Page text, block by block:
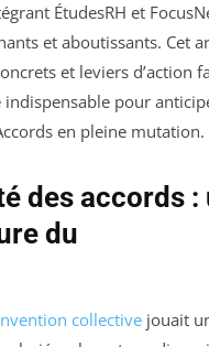
ÉtudesRH et
et aboutissants. Cet
et leviers d’action
pour
en pleine mutation.
des accords :
du
collective jouait